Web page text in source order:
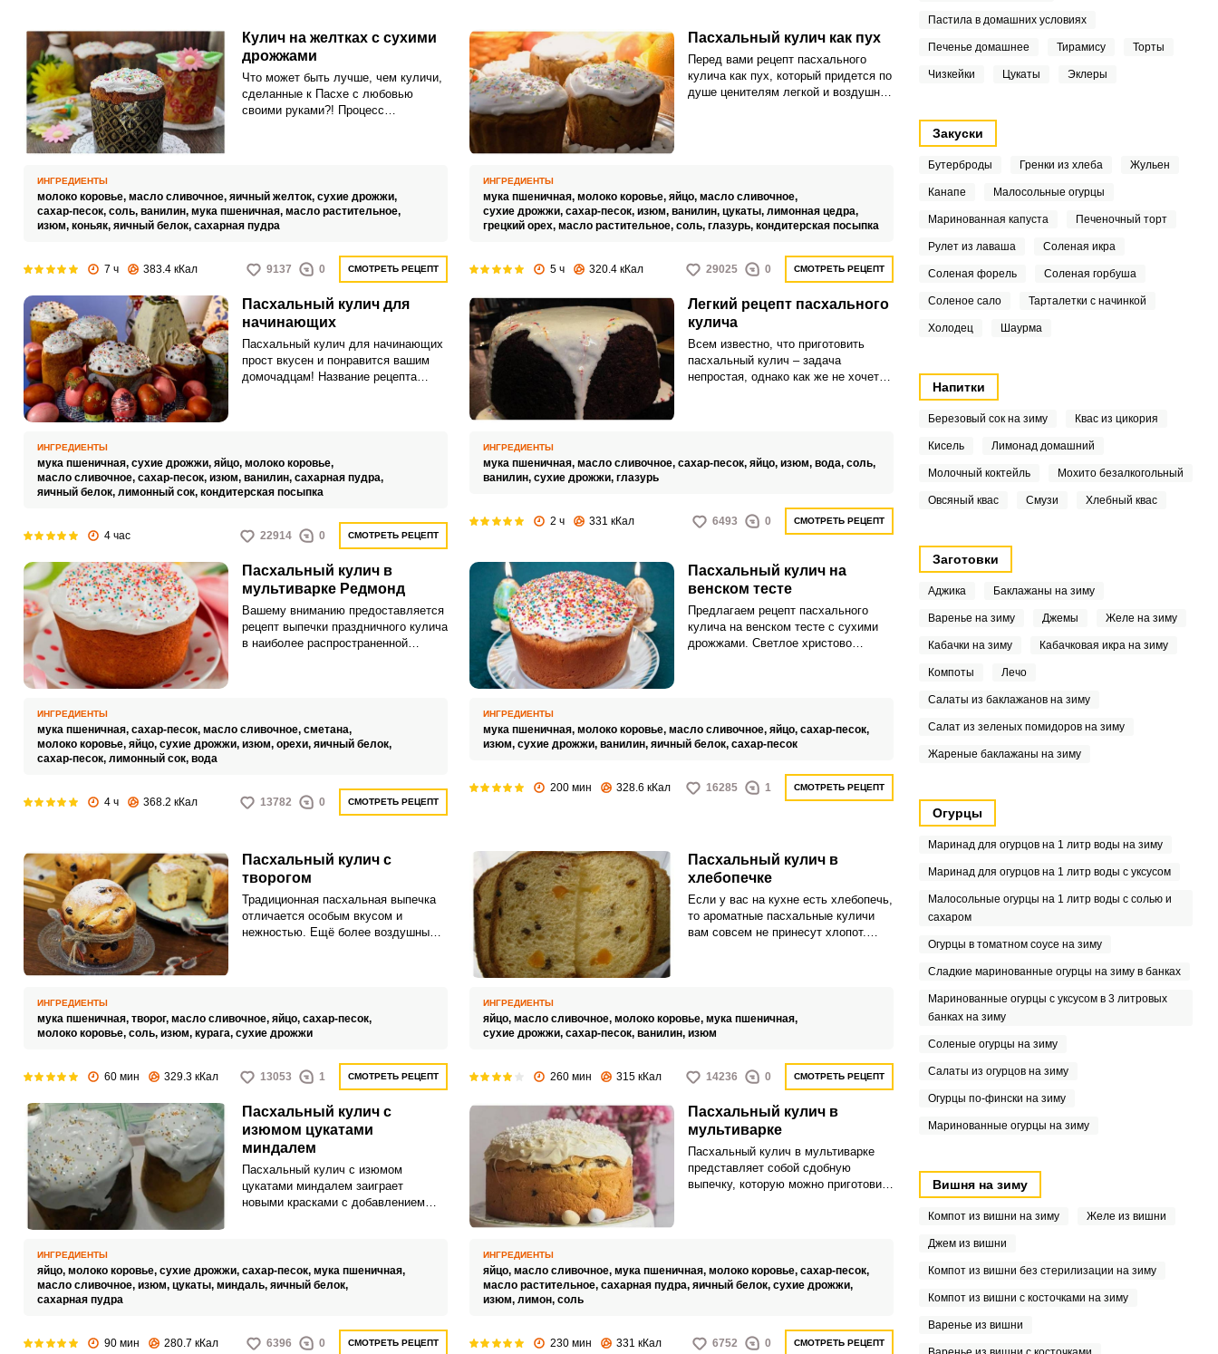
Кулич на желтках с сухими
дрожжами
Что может быть лучше, чем куличи,
сделанные к Пасхе с любовью
своими руками?! Процесс
разносится по всей округе при
выпечке ароматных пасхальных
куличей, завораживает каждого и
ИНГРЕДИЕНТЫ
молоко коровье, масло сливочное, яичный желток, сухие дрожжи,
сахар-песок, соль, ванилин, мука пшеничная, масло растительное,
изюм, коньяк, яичный белок, сахарная пудра
7 ч 383.4 кКал 9137 0 СМОТРЕТЬ РЕЦЕПТ
Пасхальный кулич как пух
Перед вами рецепт пасхального
кулича как пух, который придется по
душе ценителям легкой и воздушной
ИНГРЕДИЕНТЫ
мука пшеничная, молоко коровье, яйцо, масло сливочное,
сухие дрожжи, сахар-песок, изюм, ванилин, цукаты, лимонная цедра,
грецкий орех, масло растительное, соль, глазурь, кондитерская посыпка
5 ч 320.4 кКал 29025 0 СМОТРЕТЬ РЕЦЕПТ
Пасхальный кулич для
начинающих
Пасхальный кулич для начинающих
прост вкусен и понравится вашим
домочадцам! Название рецепта
ИНГРЕДИЕНТЫ
мука пшеничная, сухие дрожжи, яйцо, молоко коровье,
масло сливочное, сахар-песок, изюм, ванилин, сахарная пудра,
яичный белок, лимонный сок, кондитерская посыпка
4 час 22914 0 СМОТРЕТЬ РЕЦЕПТ
Легкий рецепт пасхального
кулича
Всем известно, что приготовить
пасхальный кулич – задача
непростая, однако как же не хочется
Предлагаем легкий рецепт кулича
ИНГРЕДИЕНТЫ
мука пшеничная, масло сливочное, сахар-песок, яйцо, изюм, вода, соль,
ванилин, сухие дрожжи, глазурь
2 ч 331 кКал 6493 0 СМОТРЕТЬ РЕЦЕПТ
Пасхальный кулич в
мультиварке Редмонд
Вашему вниманию предоставляется
рецепт выпечки праздничного кулича
в наиболее распространенной
пропечется и не подгорит, только
вкус у него получится несколько
ИНГРЕДИЕНТЫ
мука пшеничная, сахар-песок, масло сливочное, сметана,
молоко коровье, яйцо, сухие дрожжи, изюм, орехи, яичный белок,
сахар-песок, лимонный сок, вода
4 ч 368.2 кКал 13782 0 СМОТРЕТЬ РЕЦЕПТ
Пасхальный кулич на
венском тесте
Предлагаем рецепт пасхального
кулича на венском тесте с сухими
дрожжами. Светлое христово
ИНГРЕДИЕНТЫ
мука пшеничная, молоко коровье, масло сливочное, яйцо, сахар-песок,
изюм, сухие дрожжи, ванилин, яичный белок, сахар-песок
200 мин 328.6 кКал 16285 1 СМОТРЕТЬ РЕЦЕПТ
Пасхальный кулич с
творогом
Традиционная пасхальная выпечка
отличается особым вкусом и
нежностью. Ещё более воздушным
ИНГРЕДИЕНТЫ
мука пшеничная, творог, масло сливочное, яйцо, сахар-песок,
молоко коровье, соль, изюм, курага, сухие дрожжи
60 мин 329.3 кКал 13053 1 СМОТРЕТЬ РЕЦЕПТ
Пасхальный кулич в
хлебопечке
Если у вас на кухне есть хлебопечь,
то ароматные пасхальные куличи
вам совсем не принесут хлопот.
ИНГРЕДИЕНТЫ
яйцо, масло сливочное, молоко коровье, мука пшеничная,
сухие дрожжи, сахар-песок, ванилин, изюм
260 мин 315 кКал 14236 0 СМОТРЕТЬ РЕЦЕПТ
Пасхальный кулич с
изюмом цукатами
миндалем
Пасхальный кулич с изюмом
цукатами миндалем заиграет
новыми красками с добавлением
начинкой.
ИНГРЕДИЕНТЫ
яйцо, молоко коровье, сухие дрожжи, сахар-песок, мука пшеничная,
масло сливочное, изюм, цукаты, миндаль, яичный белок,
сахарная пудра
90 мин 280.7 кКал 6396 0 СМОТРЕТЬ РЕЦЕПТ
Пасхальный кулич в
мультиварке
Пасхальный кулич в мультиварке
представляет собой сдобную
выпечку, которую можно приготовить
ИНГРЕДИЕНТЫ
яйцо, масло сливочное, мука пшеничная, молоко коровье, сахар-песок,
масло растительное, сахарная пудра, яичный белок, сухие дрожжи,
изюм, лимон, соль
230 мин 331 кКал 6752 0 СМОТРЕТЬ РЕЦЕПТ
Пастила в домашних условиях
Печенье домашнее Тирамису Торты
Чизкейки Цукаты Эклеры
Закуски
Бутерброды Гренки из хлеба Жульен
Канапе Малосольные огурцы
Маринованная капуста Печеночный торт
Рулет из лаваша Соленая икра
Соленая форель Соленая горбуша
Соленое сало Тарталетки с начинкой
Холодец Шаурма
Напитки
Березовый сок на зиму Квас из цикория
Кисель Лимонад домашний
Молочный коктейль Мохито безалкогольный
Овсяный квас Смузи Хлебный квас
Заготовки
Аджика Баклажаны на зиму
Варенье на зиму Джемы Желе на зиму
Кабачки на зиму Кабачковая икра на зиму
Компоты Лечо
Салаты из баклажанов на зиму
Салат из зеленых помидоров на зиму
Жареные баклажаны на зиму
Огурцы
Маринад для огурцов на 1 литр воды на зиму
Маринад для огурцов на 1 литр воды с уксусом
Малосольные огурцы на 1 литр воды с солью и
сахаром
Огурцы в томатном соусе на зиму
Сладкие маринованные огурцы на зиму в банках
Маринованные огурцы с уксусом в 3 литровых
банках на зиму
Соленые огурцы на зиму
Салаты из огурцов на зиму
Огурцы по-фински на зиму
Маринованные огурцы на зиму
Вишня на зиму
Компот из вишни на зиму Желе из вишни
Джем из вишни
Компот из вишни без стерилизации на зиму
Компот из вишни с косточками на зиму
Варенье из вишни
или
Запомнить меня
ЕЩЕ НЕ ЗАРЕГИСТРИРОВАННЫ?
Забыли пароль?